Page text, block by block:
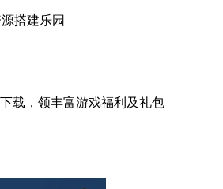
搭建乐园
下载 ，领丰富游戏福利 及礼包